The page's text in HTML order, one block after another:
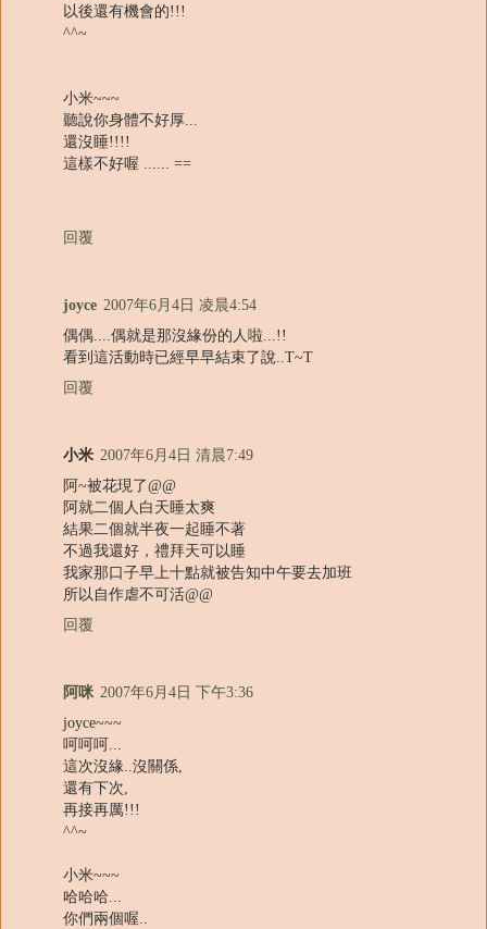
以後還有機會的!!!
^^~
小米~~~
聽說你身體不好厚...
還沒睡!!!!
這樣不好喔 ...... ==
回覆
joyce 2007年6月4日 凌晨4:54
偶偶....偶就是那沒緣份的人啦...!!
看到這活動時已經早早結束了說..T~T
回覆
小米 2007年6月4日 清晨7:49
阿~被花現了@@
阿就二個人白天睡太爽
結果二個就半夜一起睡不著
不過我還好，禮拜天可以睡
我家那口子早上十點就被告知中午要去加班
所以自作虐不可活@@
回覆
阿咪 2007年6月4日 下午3:36
joyce~~~
呵呵呵...
這次沒緣..沒關係,
還有下次,
再接再厲!!!
^^~
小米~~~
哈哈哈...
你們兩個喔..